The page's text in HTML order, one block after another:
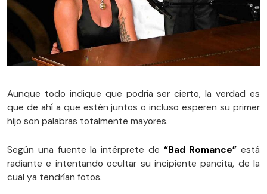
Aunque todo indique que podría ser cierto, la verdad es
que de ahí a que estén juntos o incluso esperen su primer
hijo son palabras totalmente mayores.
Según una fuente la intérprete de “Bad Romance” está
radiante e intentando ocultar su incipiente pancita, de la
cual ya tendrían fotos.